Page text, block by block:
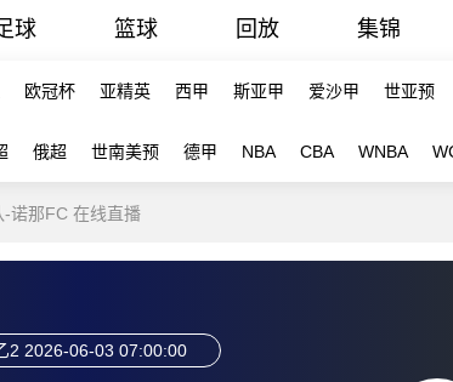
球 篮球 回放 集锦
欧冠杯 亚精英 西甲 斯亚甲 爱沙甲 世亚预
俄超 世南美预 德甲 NBA CBA WNBA
诺那FC 在线直播
2 2026-06-03 07:00:00